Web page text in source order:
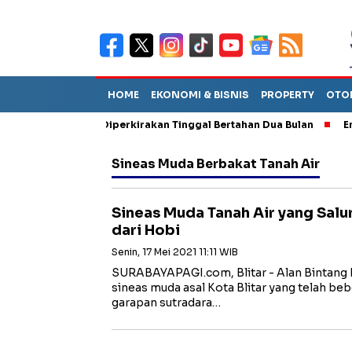
HOME EKONOMI & BISNIS PROPERTY
Sebut TPA Diperkirakan Tinggal Bertahan Dua Bulan
Sineas Muda Berbakat Tanah Air
Sineas Muda Tanah Air yang
dari Hobi
Senin, 17 Mei 2021 11:11 WIB
SURABAYAPAGI.com, Blitar - Alan
sineas muda asal Kota Blitar yang telah
garapan sutradara…